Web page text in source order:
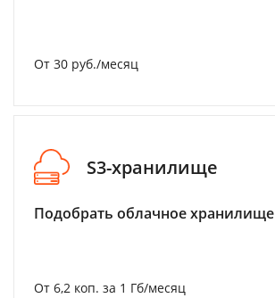
От 30 руб./месяц
S3-хранилище
Подобрать облачное хранилище
От 6,2 коп. за 1 Гб/месяц